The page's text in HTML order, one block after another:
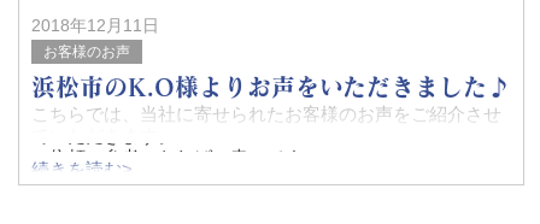
2018年12月11日
お客様のお声
浜松市のK.O様よりお声をいただきました♪
こちらでは、当社に寄せられたお客様のお声をご紹介させ
ご依頼の参考になれば、幸いです。
続きを読む>